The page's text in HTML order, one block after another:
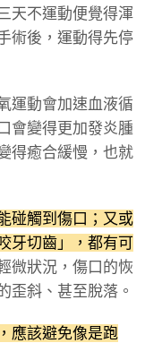
天不運動便覺得渾
術後，運動得先停
運動會加速血液循
會變得更加發炎腫
得癒合緩慢，也就
碰觸到傷口；又或
牙切齒」，都有可
微狀況，傷口的恢
歪斜、甚至脫落。
應該避免像是跑